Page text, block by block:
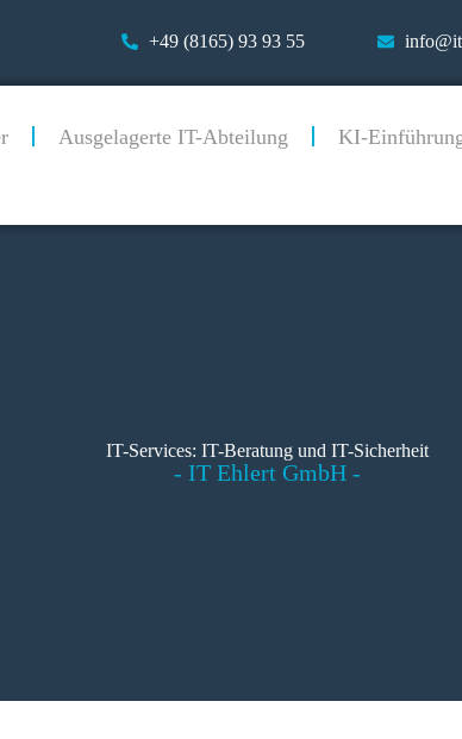
+49 (8165) 93 93 55
Ausgelagerte IT-Abteilung KI-
IT-Services: IT-Beratung und IT-Sicherheit
- IT Ehlert GmbH -